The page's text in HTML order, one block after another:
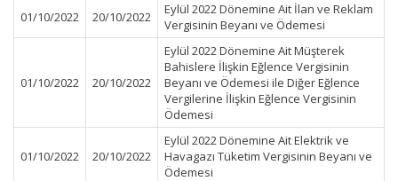
01/10/2022 20/10/2022
Eylül 2022 Dönemine Ait İlan ve Reklam
Vergisinin Beyanı ve Ödemesi
01/10/2022 20/10/2022
Eylül 2022 Dönemine Ait Müşterek
Bahislere İlişkin Eğlence Vergisinin
Beyanı ve Ödemesi ile Diğer Eğlence
Vergilerine İlişkin Eğlence Vergisinin
Ödemesi
01/10/2022 20/10/2022
Eylül 2022 Dönemine Ait Elektrik ve
Havagazı Tüketim Vergisinin Beyanı ve
Ödemesi